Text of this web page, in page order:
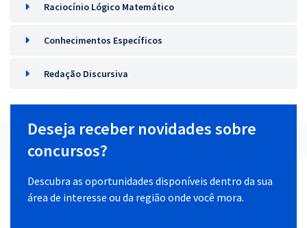
Raciocínio Lógico Matemático
Conhecimentos Específicos
Redação Discursiva
Deseja receber novidades sobre
concursos?
Descubra as oportunidades disponíveis dentro da sua
área de interesse ou da região onde você mora.